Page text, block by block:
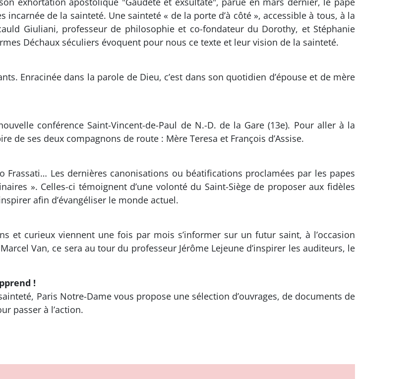
de la sainteté. Une sainteté « de la porte d’à côté », accessible à tous, à la
Giuliani, professeur de philosophie et co-fondateur du Dorothy, et Stéphanie
Déchaux séculiers évoquent pour nous ce texte et leur vision de la sainteté.
Enracinée dans la parole de Dieu, c’est dans son quotidien d’épouse et de mère
conférence Saint-Vincent-de-Paul de N.-D. de la Gare (13e). Pour aller à la
de ses deux compagnons de route : Mère Teresa et François d’Assise.
Frassati… Les dernières canonisations ou béatifications proclamées par les papes
». Celles-ci témoignent d’une volonté du Saint-Siège de proposer aux fidèles
afin d’évangéliser le monde actuel.
et curieux viennent une fois par mois s’informer sur un futur saint, à l’occasion
Van, ce sera au tour du professeur Jérôme Lejeune d’inspirer les auditeurs, le
!
Paris Notre-Dame vous propose une sélection d’ouvrages, de documents de
passer à l’action.